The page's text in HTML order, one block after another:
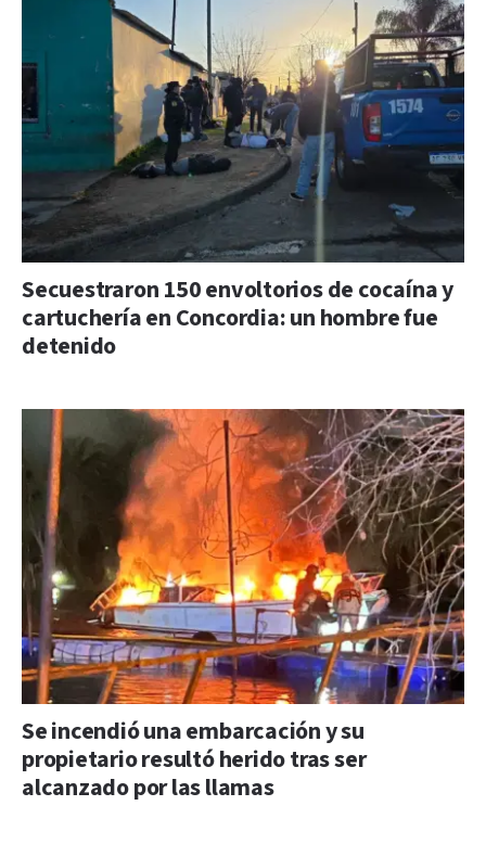
Secuestraron 150 envoltorios de cocaína y
cartuchería en Concordia: un hombre fue
detenido
Se incendió una embarcación y su
propietario resultó herido tras ser
alcanzado por las llamas